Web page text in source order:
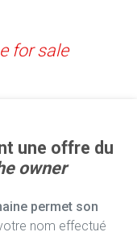
for sale
une offre du
owner
permet son
nom effectué